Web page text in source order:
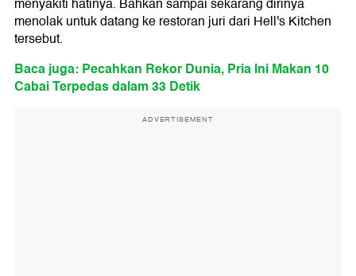
menolak untuk datang ke restoran juri dari Hell's Kitchen
tersebut.
Baca juga: Pecahkan Rekor Dunia, Pria Ini Makan 10
Cabai Terpedas dalam 33 Detik
ADVERTISEMENT